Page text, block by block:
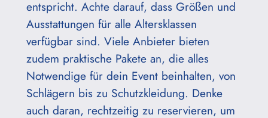
entspricht. Achte darauf, dass Größen und
Ausstattungen für alle Altersklassen
verfügbar sind. Viele Anbieter bieten
zudem praktische Pakete an, die alles
Notwendige für dein Event beinhalten, von
Schlägern bis zu Schutzkleidung. Denke
auch daran, rechtzeitig zu reservieren, um